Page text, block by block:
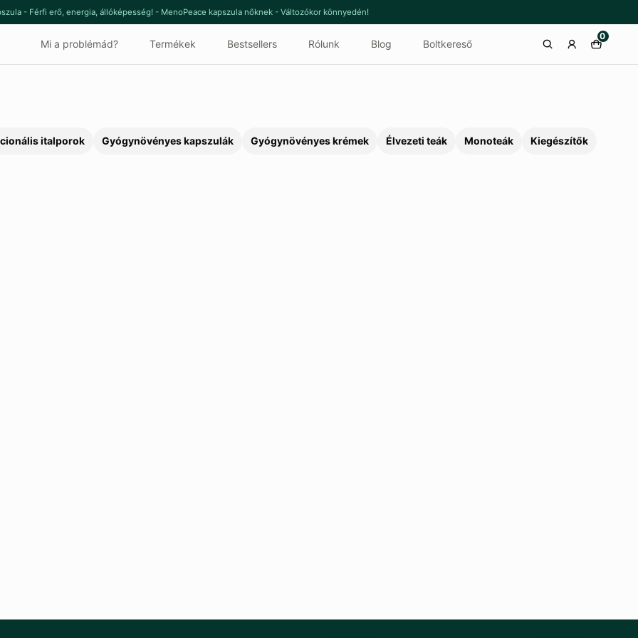
- Férfi erő, energia, állóképesség! - MenoPeace kapszula nőknek - Változókor könnyedén!
Mi a problémád? Termékek Bestsellers Rólunk Blog Boltkereső
0
italporok Gyógynövényes kapszulák Gyógynövényes krémek Élvezeti teák Monoteák Kiegészítők